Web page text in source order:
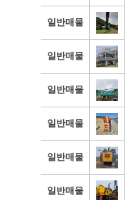
일반매물
일반매물
일반매물
일반매물
일반매물
일반매물